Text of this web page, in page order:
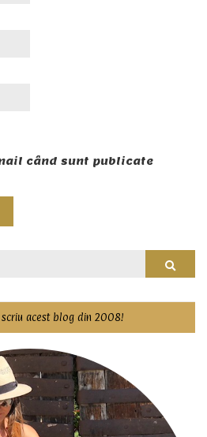
când sunt publicate
scriu acest blog din 2008!